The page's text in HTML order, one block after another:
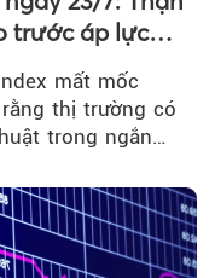
trước áp lực
mất mốc
thị trường có
trong ngắn